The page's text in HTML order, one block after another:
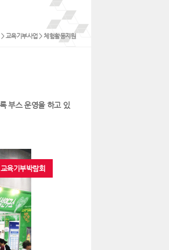
> 교육기부사업 > 체험활동지원
부스 운영을 하고 있
교육기부박람회